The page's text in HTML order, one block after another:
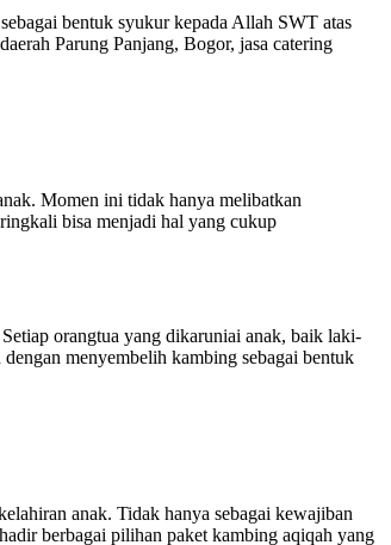
bentuk syukur kepada Allah SWT atas
Parung Panjang, Bogor, jasa catering
Momen ini tidak hanya melibatkan
bisa menjadi hal yang cukup
orangtua yang dikaruniai anak, baik laki-
menyembelih kambing sebagai bentuk
anak. Tidak hanya sebagai kewajiban
berbagai pilihan paket kambing aqiqah yang